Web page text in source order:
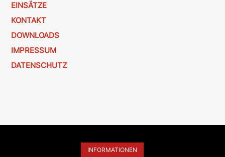
EINSÄTZE
KONTAKT
DOWNLOADS
IMPRESSUM
DATENSCHUTZ
INFORMATIONEN